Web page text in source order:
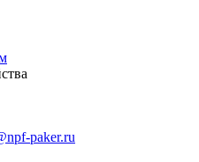
paker.ru